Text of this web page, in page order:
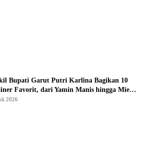
Bupati Garut Putri Karlina Bagikan 10
Favorit, dari Yamin Manis hingga Mie
Cigedug
2026